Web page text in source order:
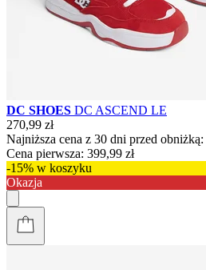
DC SHOES DC ASCEND LE
270,99 zł
Najniższa cena z 30 dni przed obniżką:
Cena pierwsza: 399,99 zł
-15% w koszyku
Okazja